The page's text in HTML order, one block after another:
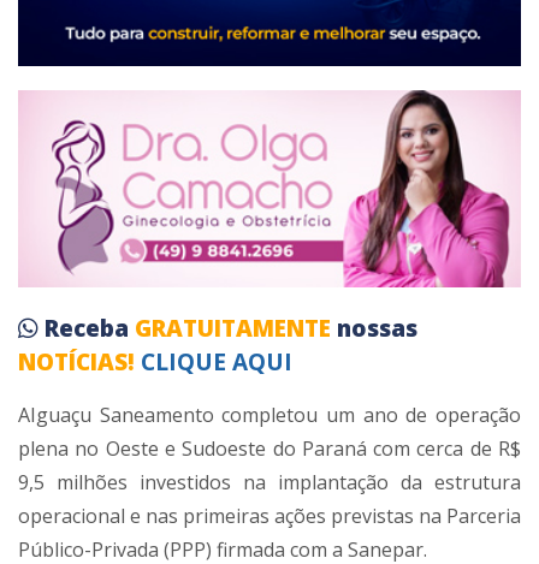
Receba GRATUITAMENTE nossas
NOTÍCIAS! CLIQUE AQUI
AIguaçu Saneamento completou um ano de operação
plena no Oeste e Sudoeste do Paraná com cerca de R$
9,5 milhões investidos na implantação da estrutura
operacional e nas primeiras ações previstas na Parceria
Público-Privada (PPP) firmada com a Sanepar.